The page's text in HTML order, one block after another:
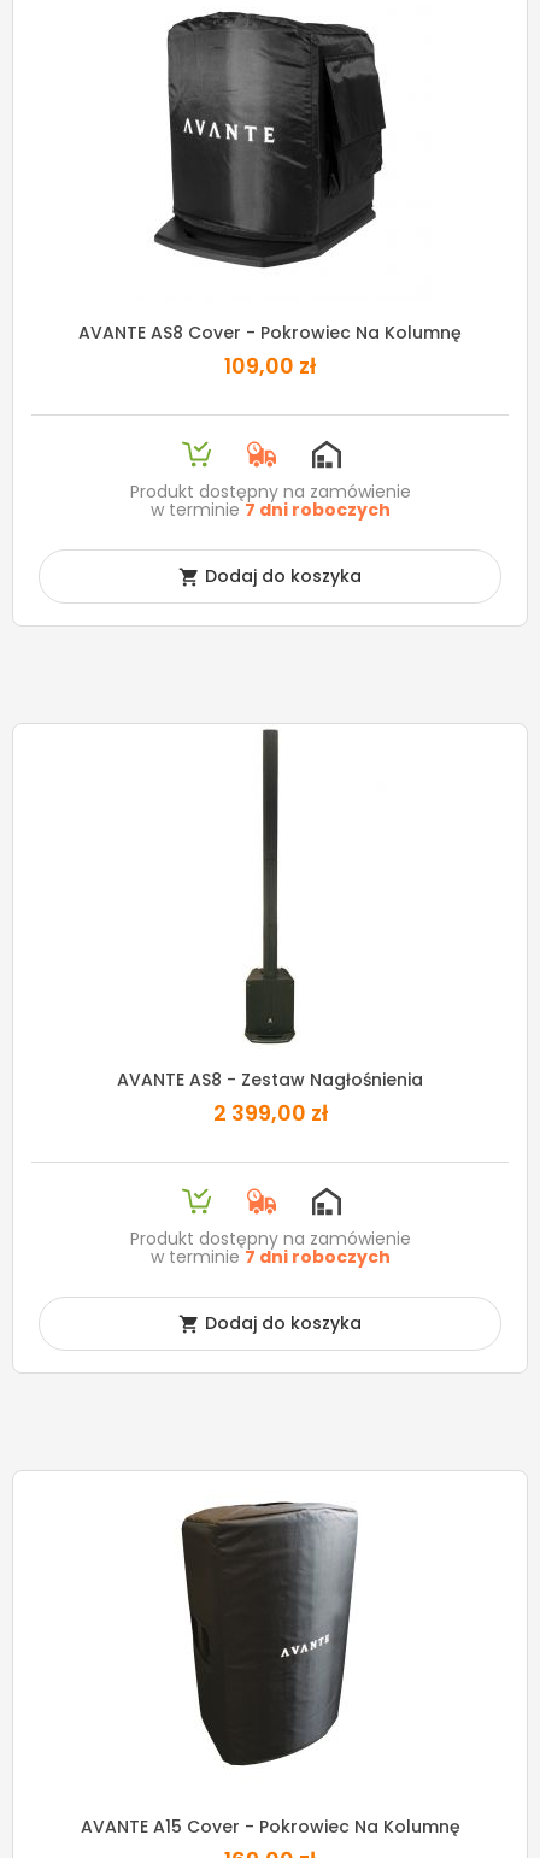
AVANTE AS8 Cover - Pokrowiec Na Kolumnę
109,00 zł
Produkt dostępny na zamówienie
w terminie 7 dni roboczych
 Dodaj do koszyka
AVANTE AS8 - Zestaw Nagłośnienia
2 399,00 zł
Produkt dostępny na zamówienie
w terminie 7 dni roboczych
 Dodaj do koszyka
AVANTE A15 Cover - Pokrowiec Na Kolumnę